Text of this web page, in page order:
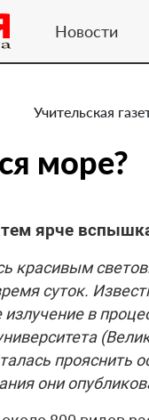
Новости
Учительская
море?
ярче
красивым
суток.
в
прояснить
они